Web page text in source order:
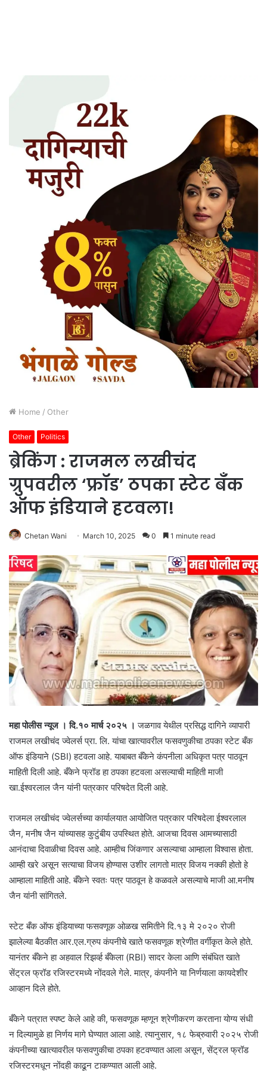
Home / Other
Other Politics
ब्रेकिंग : राजमल लखीचंद
ग्रुपवरील ‘फ्रॉड’ ठपका स्टेट बँक
ऑफ इंडियाने हटवला!
Chetan Wani March 10, 2025 0 1 minute read
महा पोलीस न्यूज । दि.१० मार्च २०२५ । जळगाव येथील प्रसिद्ध दागिने व्यापारी
राजमल लखीचंद ज्वेलर्स प्रा. लि. यांचा खात्यावरील फसवणुकीचा ठपका स्टेट बँक
ऑफ इंडियाने (SBI) हटवला आहे. याबाबत बँकेने कंपनीला अधिकृत पत्र पाठवून
माहिती दिली आहे. बँकेने फ्रॉड हा ठपका हटवला असल्याची माहिती माजी
खा.ईश्वरलाल जैन यांनी पत्रकार परिषदेत दिली आहे.
राजमल लखीचंद ज्वेलर्सच्या कार्यालयात आयोजित पत्रकार परिषदेला ईश्वरलाल
जैन, मनीष जैन यांच्यासह कुटुंबीय उपस्थित होते. आजचा दिवस आमच्यासाठी
आनंदाचा दिवाळीचा दिवस आहे. आम्हीच जिंकणार असल्याचा आम्हाला विश्वास होता.
आम्ही खरे असून सत्याचा विजय होण्यास उशीर लागतो मात्र विजय नक्की होतो हे
आम्हाला माहिती आहे. बँकेने स्वतः पत्र पाठवून हे कळवले असल्याचे माजी आ.मनीष
जैन यांनी सांगितले.
स्टेट बँक ऑफ इंडियाच्या फसवणूक ओळख समितीने दि.१३ मे २०२० रोजी
झालेल्या बैठकीत आर.एल.ग्रुप कंपनीचे खाते फसवणूक श्रेणीत वर्गीकृत केले होते.
यानंतर बँकेने हा अहवाल रिझर्व्ह बँकेला (RBI) सादर केला आणि संबंधित खाते
सेंट्रल फ्रॉड रजिस्टरमध्ये नोंदवले गेले. मात्र, कंपनीने या निर्णयाला कायदेशीर
आव्हान दिले होते.
बँकेने पत्रात स्पष्ट केले आहे की, फसवणूक म्हणून श्रेणीकरण करताना योग्य संधी
न दिल्यामुळे हा निर्णय मागे घेण्यात आला आहे. त्यानुसार, १८ फेब्रुवारी २०२५ रोजी
कंपनीच्या खात्यावरील फसवणुकीचा ठपका हटवण्यात आला असून, सेंट्रल फ्रॉड
रजिस्टरमधून नोंदही काढून टाकण्यात आली आहे.